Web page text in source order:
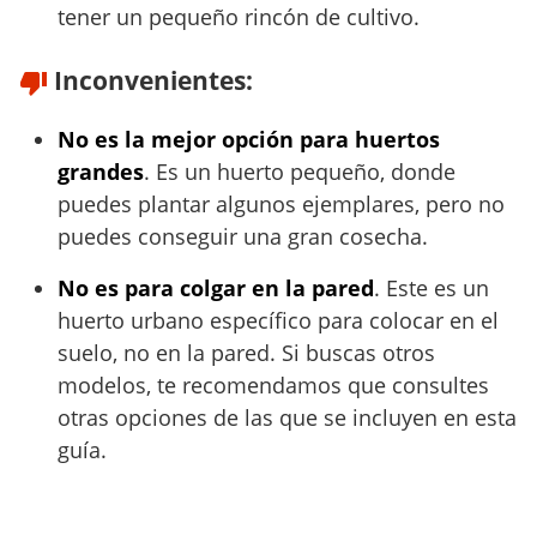
tener un pequeño rincón de cultivo.
Inconvenientes:
No es la mejor opción para huertos
grandes. Es un huerto pequeño, donde
puedes plantar algunos ejemplares, pero no
puedes conseguir una gran cosecha.
No es para colgar en la pared. Este es un
huerto urbano específico para colocar en el
suelo, no en la pared. Si buscas otros
modelos, te recomendamos que consultes
otras opciones de las que se incluyen en esta
guía.